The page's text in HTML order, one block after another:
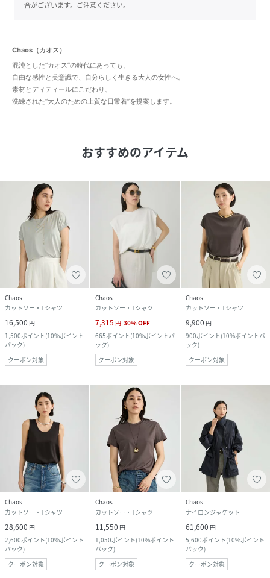
合がございます。ご注意ください。
Chaos（カオス）
混沌とした“カオス”の時代にあっても、
自由な感性と美意識で、自分らしく生きる大人の女性へ。
素材とディティールにこだわり、
洗練された“大人のための上質な日常着”を提案します。
おすすめのアイテム
Chaos
カットソー・Tシャツ
16,500 円
1,500ポイント(10%ポイント
バック)
クーポン対象
Chaos
カットソー・Tシャツ
7,315 円 30%OFF
665ポイント(10%ポイントバ
ック)
クーポン対象
Chaos
カットソー・Tシャツ
9,900 円
900ポイント(10%ポイントバ
ック)
クーポン対象
Chaos
カットソー・Tシャツ
28,600 円
2,600ポイント(10%ポイント
バック)
クーポン対象
Chaos
カットソー・Tシャツ
11,550 円
1,050ポイント(10%ポイント
バック)
クーポン対象
Chaos
ナイロンジャケット
61,600 円
5,600ポイント(10%ポイント
バック)
クーポン対象